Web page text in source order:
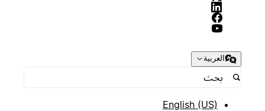
العربية
English (US)